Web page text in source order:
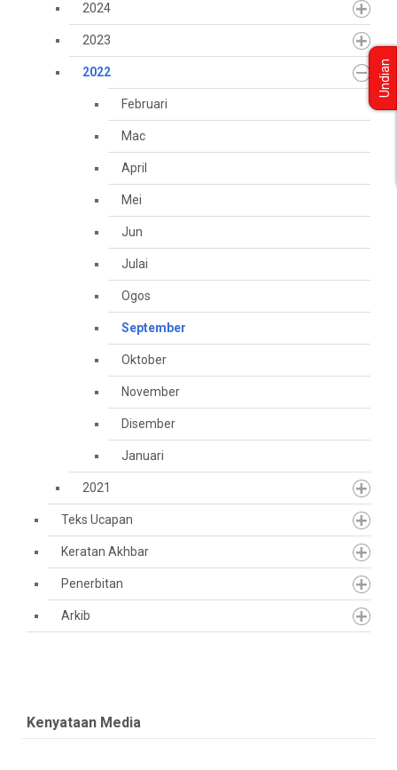
2024
2023
2022
Februari
Mac
April
Mei
Jun
Julai
Ogos
September
Oktober
November
Disember
Januari
2021
Teks Ucapan
Keratan Akhbar
Penerbitan
Arkib
Kenyataan Media
Undian